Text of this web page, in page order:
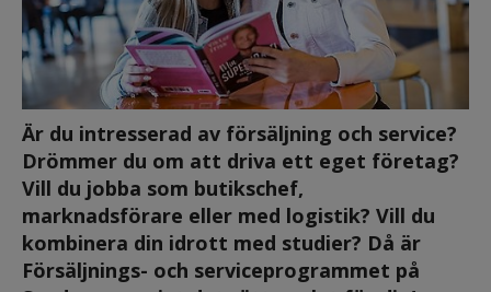
Är du intresserad av försäljning och service?
Drömmer du om att driva ett eget företag?
Vill du jobba som butikschef,
marknadsförare eller med logistik? Vill du
kombinera din idrott med studier? Då är
Försäljnings- och service­programmet på